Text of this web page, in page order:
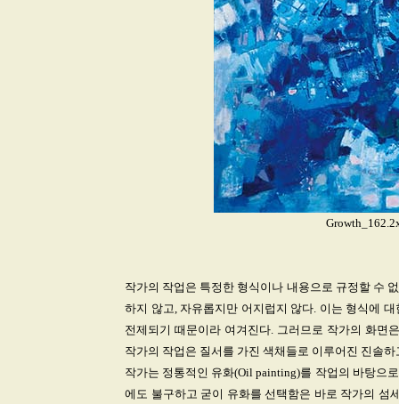
작가의 작업은 특정한 형식이나 내용으로 규정할 수
하지 않고, 자유롭지만 어지럽지 않다. 이는 형식에
전제되기 때문이라 여겨진다. 그러므로 작가의 화면
작가의 작업은 질서를 가진 색채들로 이루어진 진솔
작가는 정통적인 유화(Oil painting)를 작업의 바탕으
에도 불구하고 굳이 유화를 선택함은 바로 작가의 섬